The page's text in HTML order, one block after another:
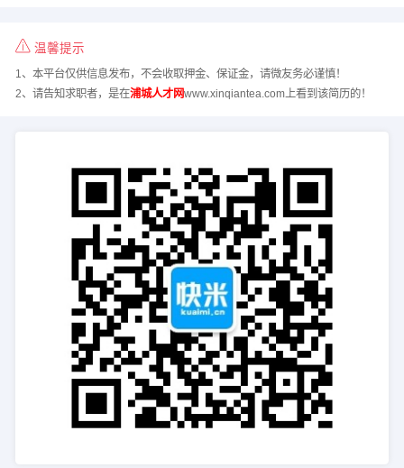
温馨提示
1、本平台仅供信息发布，不会收取押金、保证金，请微友务必谨慎！
2、请告知求职者，是在浦城人才网www.xinqiantea.com上看到该简历的！